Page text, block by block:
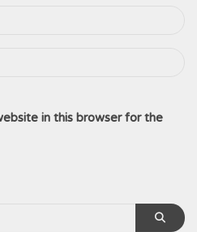
in this browser for the